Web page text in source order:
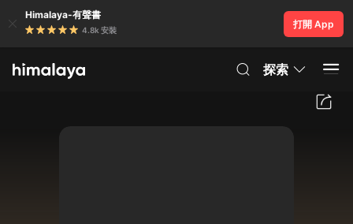
Himalaya-有聲書
4.8k 安裝
打開 App
探索